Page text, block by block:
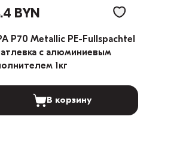
BYN
P70 Metallic PE-Fullspachtel
с алюминиевым
1кг
В корзину